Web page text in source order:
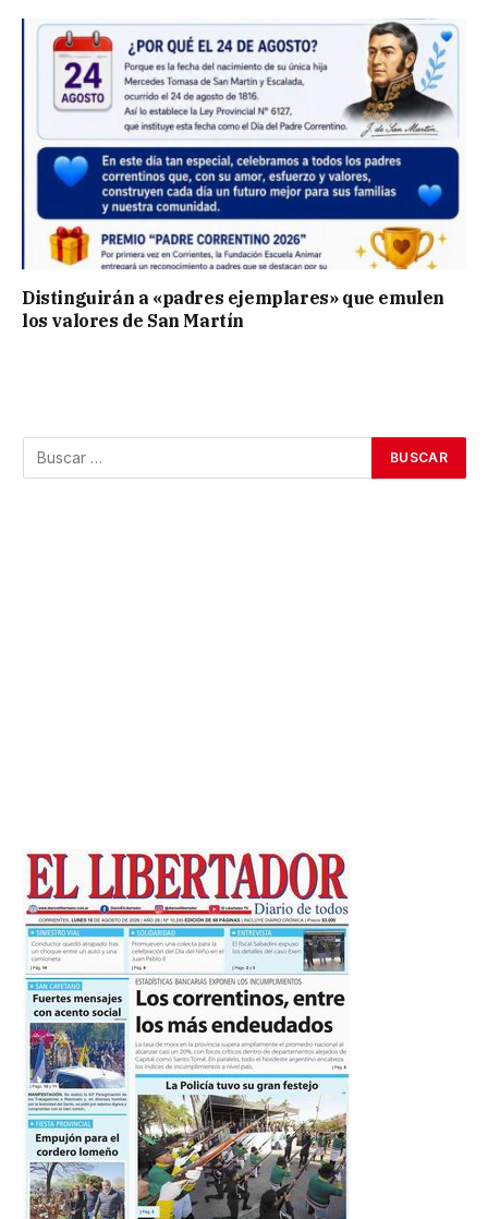
Distinguirán a «padres ejemplares» que emulen
los valores de San Martín